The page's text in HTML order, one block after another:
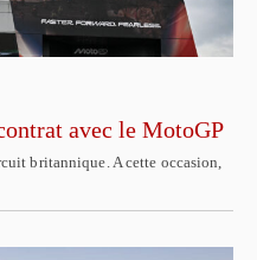
avec le MotoGP
britannique. A cette occasion,